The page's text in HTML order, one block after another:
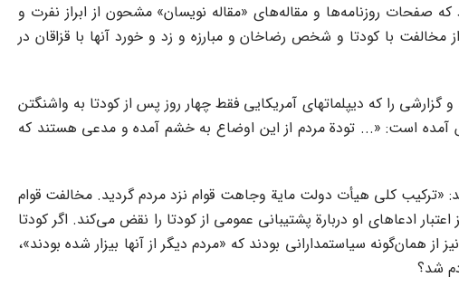
روزنامه‌ها و مقاله‌های «مقاله نویسان» مشحون از ابراز نفرت و
با کودتا و شخص رضاخان و مبارزه و زد و خورد آنها با قزاقان در
گزارشی را که دیپلماتهای آمریکایی فقط چهار روز پس از کودتا به واشنگتن
آمده است: «... تودة مردم از این اوضاع به خشم آمده و مدعی هستند که
«ترکیب کلی هیأت دولت مایة وجاهت قوام نزد مردم گردید. مخالفت قوام
ادعاهای او دربارة پشتیبانی عمومی از کودتا را نقض می‌کند. اگر کودتا
سیاستمدارانی بودند که «مردم دیگر از آنها بیزار شده بودند»،
شد؟